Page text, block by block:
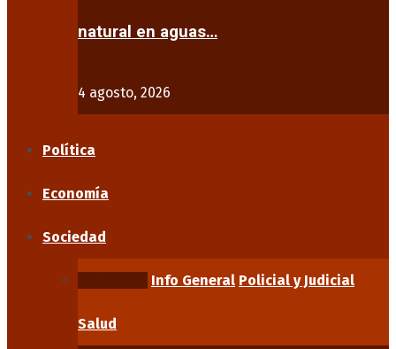
natural en aguas…
4 agosto, 2026
Política
Economía
Sociedad
Info General Policial y Judicial
Salud